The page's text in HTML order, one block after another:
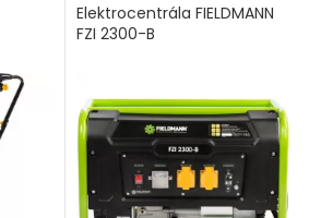
Elektrocentrála FIELDMANN
FZI 2300-B